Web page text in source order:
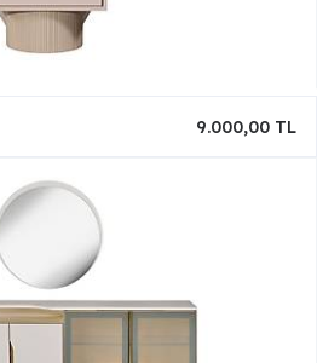
9.000,00 TL